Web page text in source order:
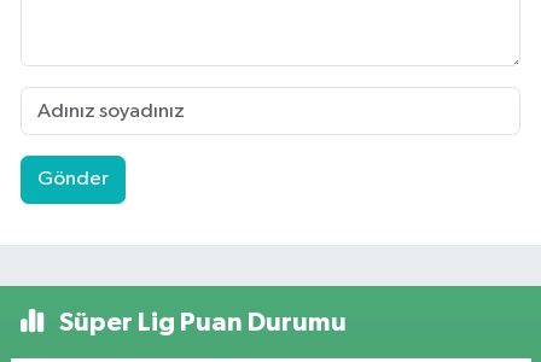
Gönder
Süper Lig Puan Durumu